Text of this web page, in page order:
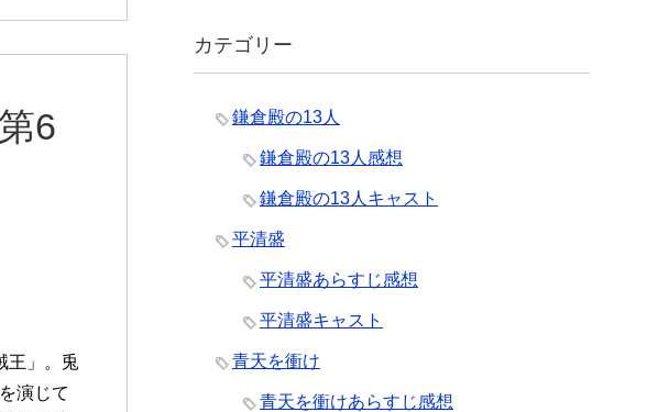
6
王」。兎
演じて
カテゴリー
鎌倉殿の13人
鎌倉殿の13人感想
鎌倉殿の13人キャスト
平清盛
平清盛あらすじ感想
平清盛キャスト
青天を衝け
青天を衝けあらすじ感想